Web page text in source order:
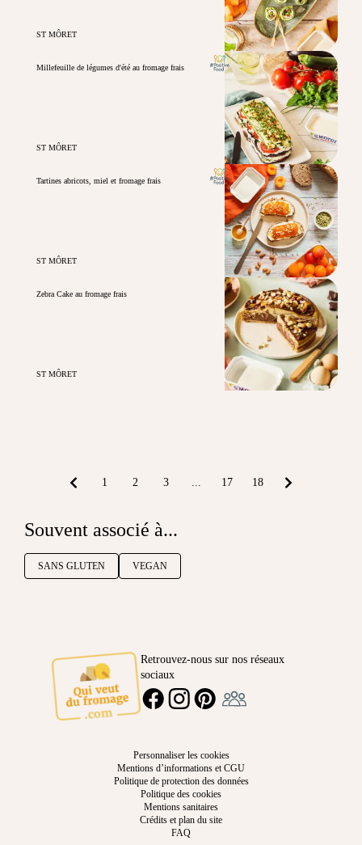
ST MÔRET
Millefeuille de légumes d'été au fromage frais
ST MÔRET
Tartines abricots, miel et fromage frais
ST MÔRET
Zebra Cake au fromage frais
ST MÔRET
1 2 3 ... 17 18
Souvent associé à...
SANS GLUTEN VEGAN
Retrouvez-nous sur nos réseaux
sociaux
FACEBOOKINSTAGRAMPINTEREST
Personnaliser les cookies
Mentions d’informations et CGU
Politique de protection des données
Politique des cookies
Mentions sanitaires
Crédits et plan du site
FAQ